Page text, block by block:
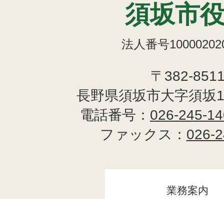
須坂市
法人番号
〒382-
長野県須坂市大字須坂
電話番号： 026-245-
ファックス： 026-
業務案内